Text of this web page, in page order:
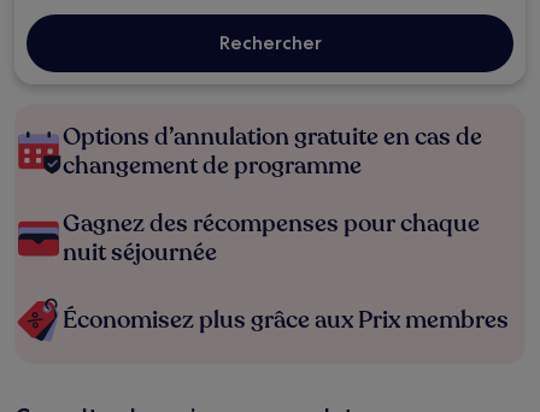
Rechercher
Options d’annulation gratuite en cas de
changement de programme
Gagnez des récompenses pour chaque
nuit séjournée
Économisez plus grâce aux Prix membres